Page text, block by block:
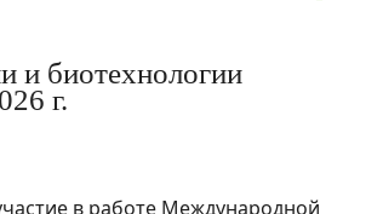
и биотехнологии
г.
в работе Международной